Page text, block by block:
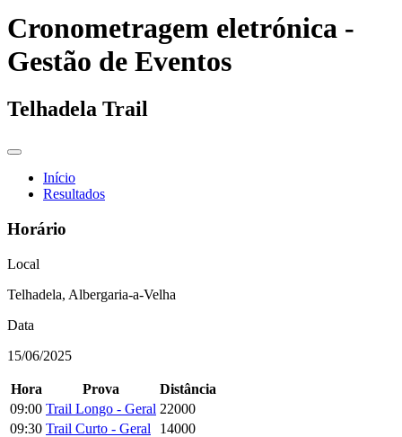
Cronometragem eletrónica -
Gestão de Eventos
Telhadela Trail
Início
Resultados
Horário
Local
Telhadela, Albergaria-a-Velha
Data
15/06/2025
Hora Prova
Distância
09:00 Trail Longo - Geral 22000
09:30 Trail Curto - Geral
14000